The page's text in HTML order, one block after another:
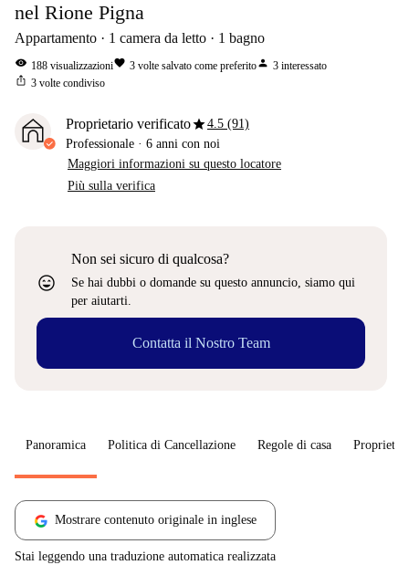
nel Rione Pigna
Appartamento 1 camera da letto 1 bagno
visibility 188 visualizzazionifavorite 3 volte salvato come preferitoperson 3 interessato
ios_share 3 volte condiviso
Proprietario verificatostar4.5 (91)
Professionale · 6 anni con noi
Maggiori informazioni su questo locatore
Più sulla verifica
sentiment_very_satisfied
Non sei sicuro di qualcosa?
Se hai dubbi o domande su questo annuncio, siamo qui
per aiutarti.
Contatta il Nostro Team
Panoramica Politica di Cancellazione Regole di casa
Mostrare contenuto originale in inglese
Stai leggendo una traduzione automatica realizzata